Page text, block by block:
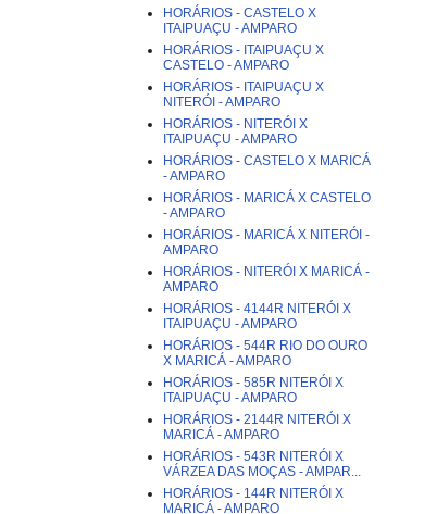
HORÁRIOS - CASTELO X
ITAIPUAÇU - AMPARO
HORÁRIOS - ITAIPUAÇU X
CASTELO - AMPARO
HORÁRIOS - ITAIPUAÇU X
NITERÓI - AMPARO
HORÁRIOS - NITERÓI X
ITAIPUAÇU - AMPARO
HORÁRIOS - CASTELO X MARICÁ
- AMPARO
HORÁRIOS - MARICÁ X CASTELO
- AMPARO
HORÁRIOS - MARICÁ X NITERÓI -
AMPARO
HORÁRIOS - NITERÓI X MARICÁ -
AMPARO
HORÁRIOS - 4144R NITERÓI X
ITAIPUAÇU - AMPARO
HORÁRIOS - 544R RIO DO OURO
X MARICÁ - AMPARO
HORÁRIOS - 585R NITERÓI X
ITAIPUAÇU - AMPARO
HORÁRIOS - 2144R NITERÓI X
MARICÁ - AMPARO
HORÁRIOS - 543R NITERÓI X
VÁRZEA DAS MOÇAS - AMPAR...
HORÁRIOS - 144R NITERÓI X
MARICÁ - AMPARO